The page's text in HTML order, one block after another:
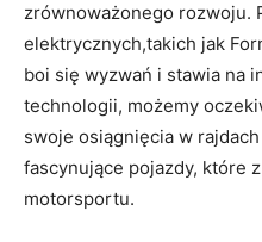
zrównoważonego rozwoju.
elektrycznych,takich jak
boi się wyzwań i stawia na
technologii, możemy
swoje osiągnięcia w
fascynujące pojazdy, które
motorsportu.